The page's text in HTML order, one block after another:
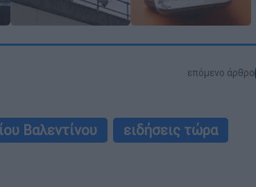
επόμενο άρθρο
Βαλεντίνου
ειδήσεις τώρα